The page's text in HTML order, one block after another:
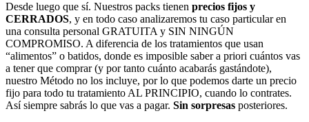
Desde luego que sí. Nuestros packs tienen precios fijos y
CERRADOS, y en todo caso analizaremos tu caso particular en
una consulta personal GRATUITA y SIN NINGÚN
COMPROMISO. A diferencia de los tratamientos que usan
“alimentos” o batidos, donde es imposible saber a priori cuántos vas
a tener que comprar (y por tanto cuánto acabarás gastándote),
nuestro Método no los incluye, por lo que podemos darte un precio
fijo para todo tu tratamiento AL PRINCIPIO, cuando lo contrates.
Así siempre sabrás lo que vas a pagar. Sin sorpresas posteriores.